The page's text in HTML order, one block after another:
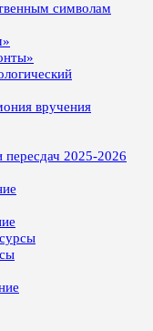
символам
вручения
пересдач 2025-2026